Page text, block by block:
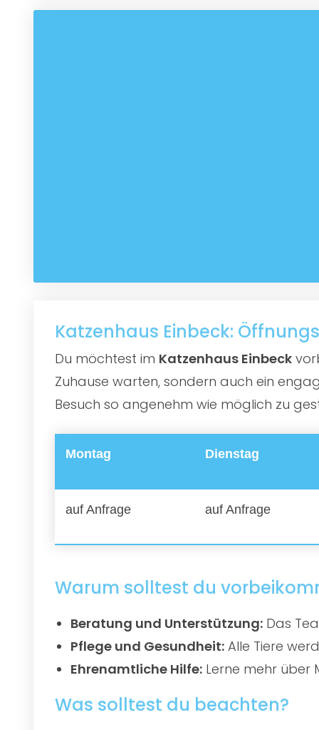
Katzenhaus Einbeck:
Du möchtest im Katzenhaus Einbeck
Zuhause warten, sondern auch ein
Besuch so angenehm wie möglich zu
Montag Dienstag
auf Anfrage auf Anfrage
Warum solltest du
Beratung und Unterstützung: Das
Pflege und Gesundheit: Alle Tiere
Ehrenamtliche Hilfe: Lerne mehr über
Was solltest du beachten?